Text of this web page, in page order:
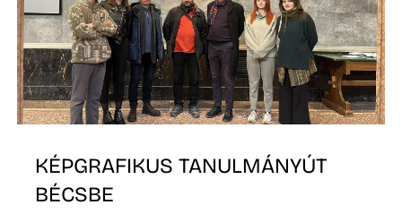
KÉPGRAFIKUS TANULMÁNYÚT
BÉCSBE